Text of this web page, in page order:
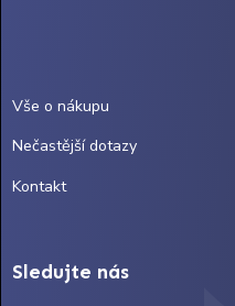
Vše o nákupu
Nečastější dotazy
Kontakt
Sledujte nás